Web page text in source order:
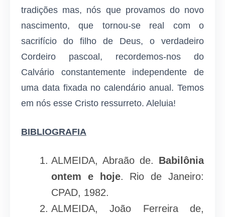
tradições mas, nós que provamos do novo
nascimento, que tornou-se real com o
sacrifício do filho de Deus, o verdadeiro
Cordeiro pascoal, recordemos-nos do
Calvário constantemente independente de
uma data fixada no calendário anual. Temos
em nós esse Cristo ressurreto. Aleluia!
BIBLIOGRAFIA
ALMEIDA, Abraão de. Babilônia
ontem e hoje. Rio de Janeiro:
CPAD, 1982.
ALMEIDA, João Ferreira de,